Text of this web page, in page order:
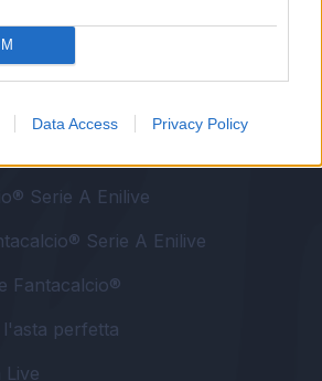
Data Access Privacy Policy
Serie A Enilive
Serie A Enilive
Fantacalcio®
perfetta
Live